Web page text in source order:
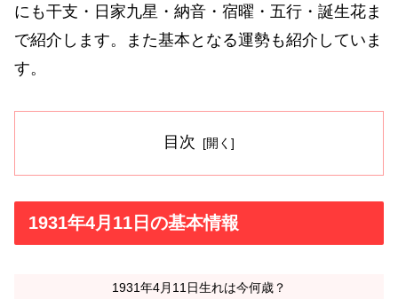
にも干支・日家九星・納音・宿曜・五行・誕生花ま
で紹介します。また基本となる運勢も紹介していま
す。
目次
1931年4月11日の基本情報
1931年4月11日生れは今何歳？